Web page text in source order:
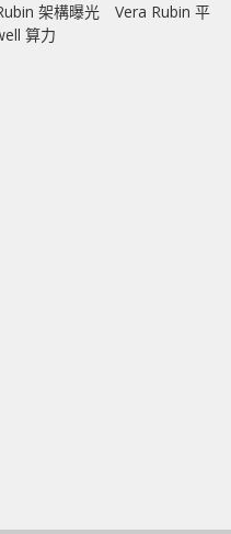
架構曝光 Vera Rubin 平
算力